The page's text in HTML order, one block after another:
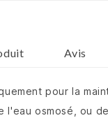
Avis
pour la
l'eau osmosé, ou